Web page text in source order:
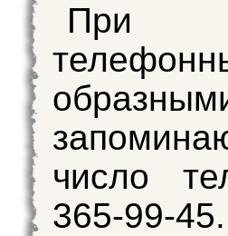
При
число
365-99-45.